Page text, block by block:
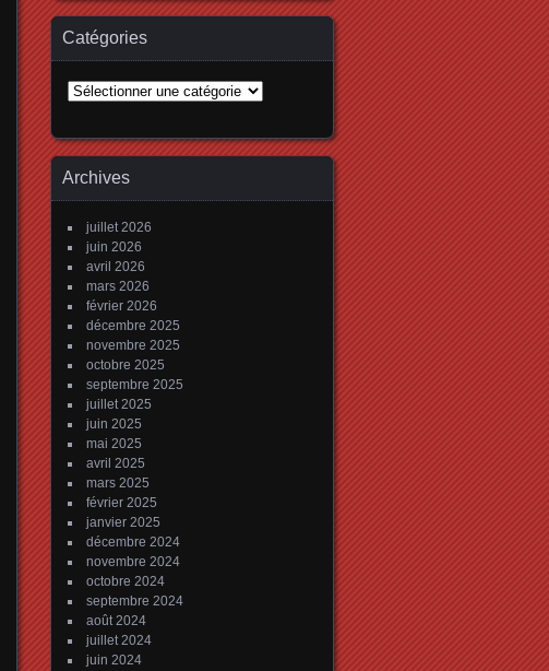
Catégories
Catégories
Archives
juillet 2026
juin 2026
avril 2026
mars 2026
février 2026
décembre 2025
novembre 2025
octobre 2025
septembre 2025
juillet 2025
juin 2025
mai 2025
avril 2025
mars 2025
février 2025
janvier 2025
décembre 2024
novembre 2024
octobre 2024
septembre 2024
août 2024
juillet 2024
juin 2024